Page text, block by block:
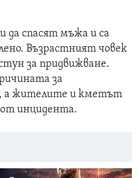
да спасят мъжа и са
Възрастният човек
за придвижване.
за
а жителите и кметът
от инцидента.